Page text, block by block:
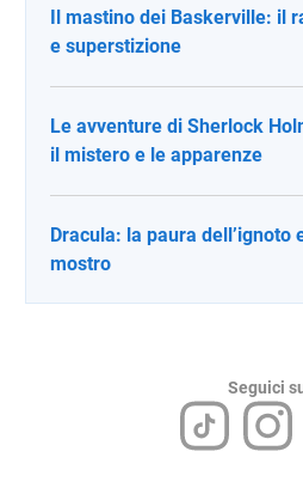
Il mastino dei Baskerville: il
e superstizione
Le avventure di Sherlock
il mistero e le apparenze
Dracula: la paura dell’ignoto
mostro
Seguici